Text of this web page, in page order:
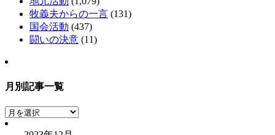
牧義夫からの一言 (131)
国会活動 (437)
闘いの決意 (11)
月別記事一覧
月
別